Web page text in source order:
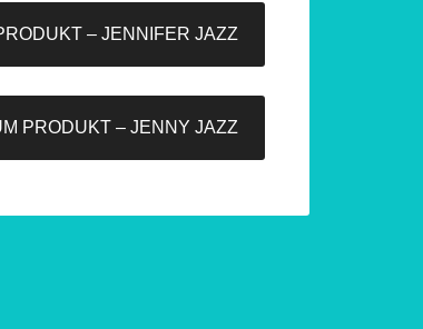
– JENNIFER JAZZ
PRODUKT – JENNY JAZZ